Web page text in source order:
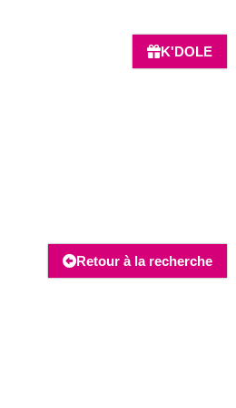
K'DOLE
Retour à la recherche